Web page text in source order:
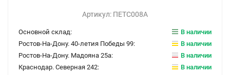
Артикул: ПЕТС008А
Основной склад:
В наличии
Ростов-На-Дону. 40-летия Победы 99:
В наличии
Ростов-На-Дону. Мадояна 25а:
В наличии
Краснодар. Северная 242:
В наличии